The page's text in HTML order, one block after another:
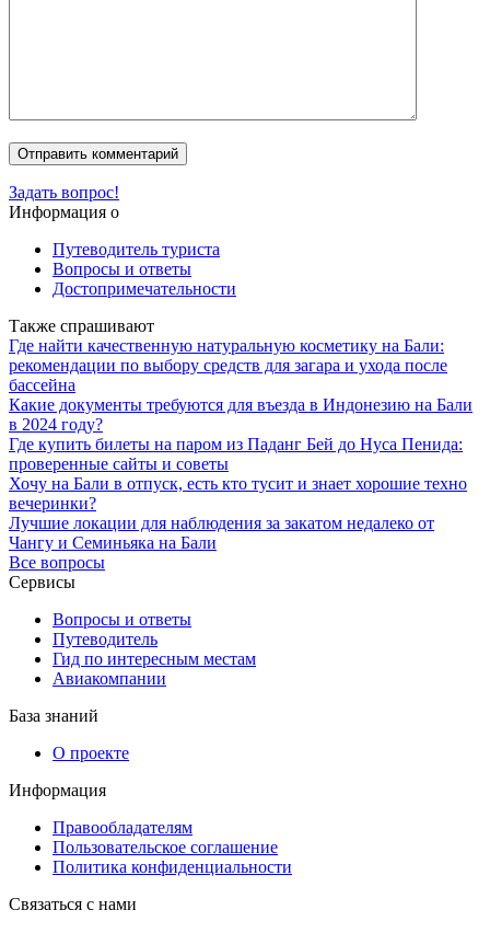
Задать вопрос!
Информация о
Путеводитель туриста
Вопросы и ответы
Достопримечательности
Также спрашивают
Где найти качественную натуральную косметику на Бали:
рекомендации по выбору средств для загара и ухода после
бассейна
Какие документы требуются для въезда в Индонезию на Бали
в 2024 году?
Где купить билеты на паром из Паданг Бей до Нуса Пенида:
проверенные сайты и советы
Хочу на Бали в отпуск, есть кто тусит и знает хорошие техно
вечеринки?
Лучшие локации для наблюдения за закатом недалеко от
Чангу и Семиньяка на Бали
Все вопросы
Сервисы
Вопросы и ответы
Путеводитель
Гид по интересным местам
Авиакомпании
База знаний
О проекте
Информация
Правообладателям
Пользовательское соглашение
Политика конфиденциальности
Связаться с нами